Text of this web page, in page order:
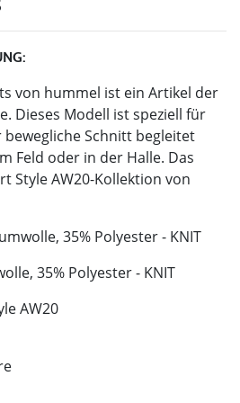
von hummel ist ein Artikel der
Dieses Modell ist speziell für
bewegliche Schnitt begleitet
Feld oder in der Halle. Das
Style AW20-Kollektion von
35% Polyester - KNIT
35% Polyester - KNIT
AW20